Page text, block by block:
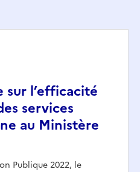
sur l’efficacité
services
au Ministère
Publique 2022, le